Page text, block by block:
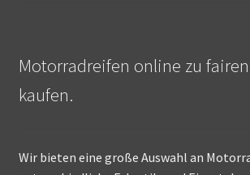
Motorradreifen online zu
kaufen.
Wir bieten eine große Auswahl an